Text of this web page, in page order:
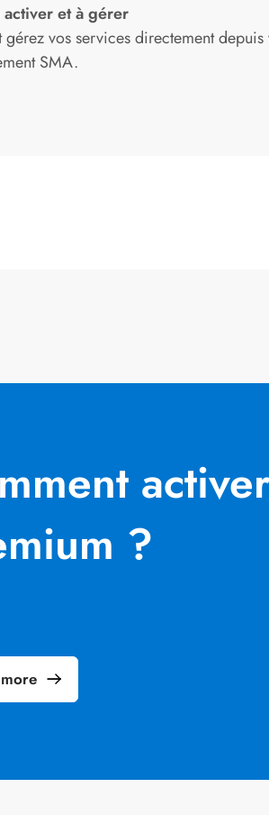
et à gérer
gérez vos services directement depuis
SMA.
?